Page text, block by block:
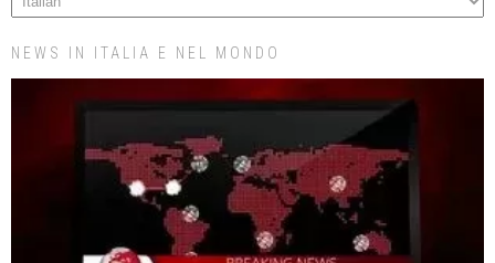
NEWS IN ITALIA E NEL MONDO